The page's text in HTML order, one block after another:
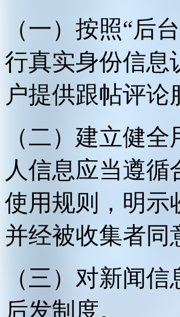
（一）按照“后
行真实身份信息
户提供跟帖评论
（二）建立健
人信息应当遵
使用规则，明示
并经被收集者同
（三）对新闻
后发制度。